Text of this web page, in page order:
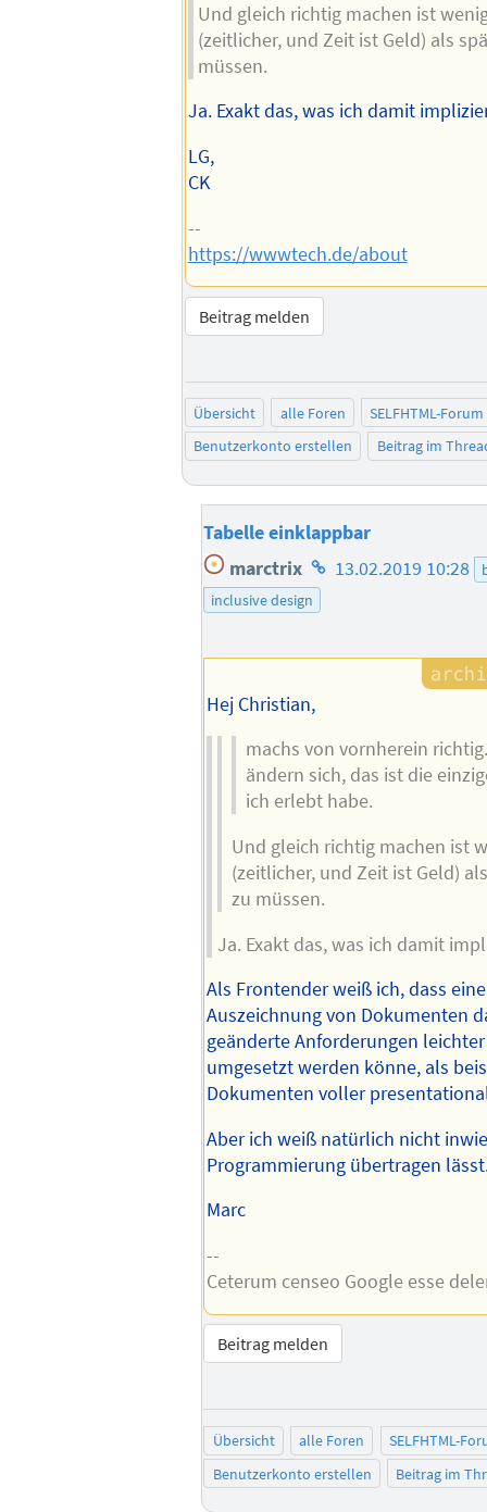
Und gleich richtig machen ist
(zeitlicher, und Zeit ist Geld) als
müssen.
Ja. Exakt das, was ich damit
LG,
CK
--
https://wwwtech.de/about
Beitrag melden
Übersicht alle Foren
SELFHTML-Forum
Benutzerkonto erstellen
Beitrag im
Tabelle einklappbar
marctrix Homepage
des
13.02.2019 10:28
inclusive design
Hej Christian,
machs von vornherein
ändern sich, das ist die
ich erlebt habe.
Und gleich richtig machen ist
(zeitlicher, und Zeit ist Geld)
zu müssen.
Ja. Exakt das, was ich damit
Als Frontender weiß ich, dass
Auszeichnung von Dokumenten
geänderte Anforderungen
umgesetzt werden könne, als
Dokumenten voller
Aber ich weiß natürlich nicht
Programmierung übertragen
Marc
--
Ceterum censeo Google esse
Beitrag melden
Übersicht alle Foren
SELFHTML-
Benutzerkonto erstellen
Beitrag im